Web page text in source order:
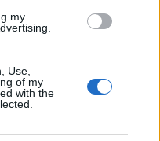
my
Use,
of my
with the
de nivel 26681